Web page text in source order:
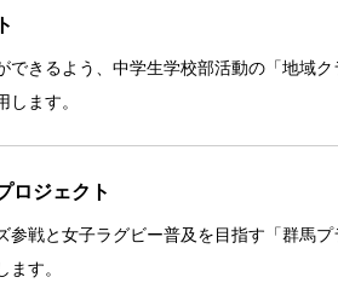
きるよう、中学生学校部活動の「地域
ます。
ロジェクト
参戦と女子ラグビー普及を目指す「群馬
す。